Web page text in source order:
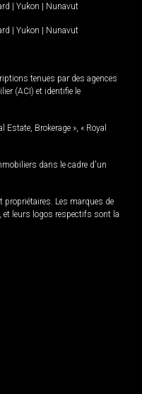
| Yukon | Nunavut
| Yukon | Nunavut
tenues par des agences
(ACI) et identifie le
Estate, Brokerage », « Royal
dans le cadre d'un
propriétaires. Les marques de
leurs logos respectifs sont la